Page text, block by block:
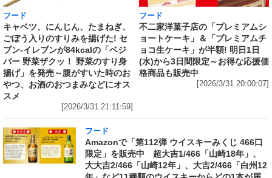
フード
キャベツ、にんじん、たまねぎ、
ごぼう入りのすりみを揚げた! セ
ブン‐イレブンが84kcalの「ベジ
バー 野菜ザクッ！ 野菜のすり身
揚げ」を発売～腹がすいた時のお
やつ、お酒のおつまみなどにオス
スメ
[2026/3/31 21:11:59]
フード
不二家洋菓子店の「プレミアムシ
ョートケーキ」＆「プレミアムチ
ョコ生ケーキ」が半額! 明日1日
(水)から3日間限定～お得な応援価
格商品も販売中
[2026/3/31 20:00:07]
フード
Amazonで「第112弾 ウイスキーみくじ 466口
限定」を販売中 超大吉1/466「山崎18年」、
大大吉2/466「山崎12年」、大吉2/466「白州12